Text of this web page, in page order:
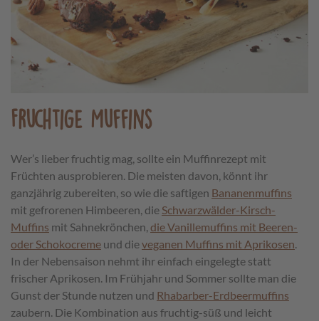
Fruchtige Muffins
Wer’s lieber fruchtig mag, sollte ein Muffinrezept mit
Früchten ausprobieren. Die meisten davon, könnt ihr
ganzjährig zubereiten, so wie die saftigen Bananenmuffins
mit gefrorenen Himbeeren, die Schwarzwälder-Kirsch-
Muffins mit Sahnekrönchen, die Vanillemuffins mit Beeren-
oder Schokocreme und dieveganen Muffins mit Aprikosen.
In der Nebensaison nehmt ihr einfach eingelegte statt
frischer Aprikosen. Im Frühjahr und Sommer sollte man die
Gunst der Stunde nutzen und Rhabarber-Erdbeermuffins
zaubern. Die Kombination aus fruchtig-süß und leicht